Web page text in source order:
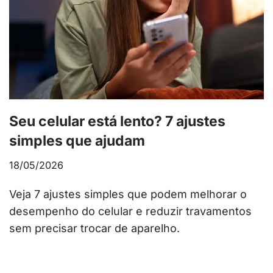
Seu celular está lento? 7 ajustes
simples que ajudam
18/05/2026
Veja 7 ajustes simples que podem melhorar o
desempenho do celular e reduzir travamentos
sem precisar trocar de aparelho.